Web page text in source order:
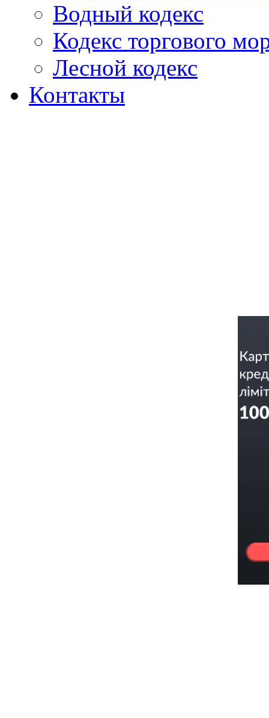
Водный кодекс
Кодекс торгового
Лесной кодекс
Контакты